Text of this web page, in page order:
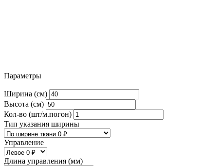
Параметры
Ширина (см)
Высота (см)
Кол-во (шт/м.погон)
Тип указания ширины
Управление
Длина управления (мм)